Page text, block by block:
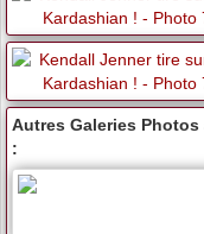
Autres Galeries Photos
: